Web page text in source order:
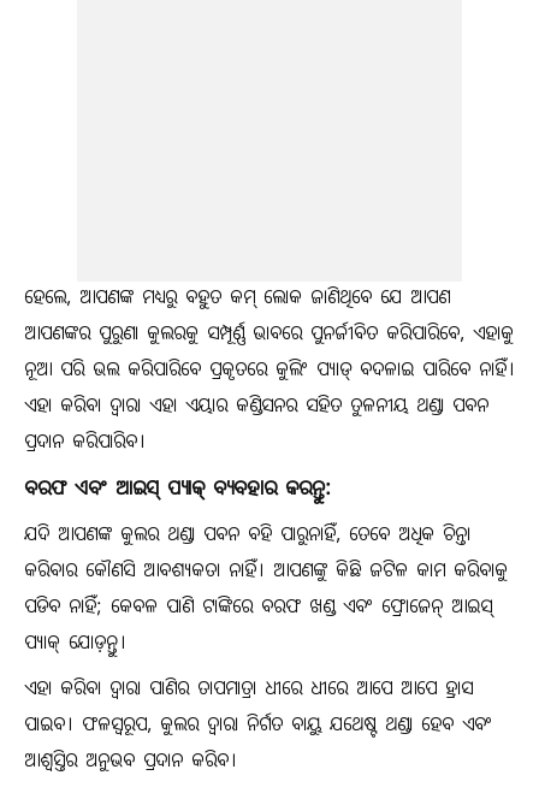
ହେଲେ, ଆପଣଙ୍କ ମଧ୍ୟରୁ ବହୁତ କମ୍ ଲୋକ ଜାଣିଥିବେ ଯେ ଆପଣ
ଆପଣଙ୍କର ପୁରୁଣା କୁଲରକୁ ସମ୍ପୂର୍ଣ୍ଣ ଭାବରେ ପୁନର୍ଜୀବିତ କରିପାରିବେ, ଏହାକୁ
ନୂଆ ପରି ଭଲ କରିପାରିବେ ପ୍ରକୃତରେ କୁଲିଂ ପ୍ୟାଡ୍ ବଦଳାଇ ପାରିବେ ନାହିଁ।
ଏହା କରିବା ଦ୍ୱାରା ଏହା ଏୟାର କଣ୍ଡିସନର ସହିତ ତୁଳନୀୟ ଥଣ୍ଡା ପବନ
ପ୍ରଦାନ କରିପାରିବ।
ବରଫ ଏବଂ ଆଇସ୍ ପ୍ୟାକ୍ ବ୍ୟବହାର କରନ୍ତୁ:
ଯଦି ଆପଣଙ୍କ କୁଲର ଥଣ୍ଡା ପବନ ବହି ପାରୁନାହିଁ, ତେବେ ଅଧିକ ଚିନ୍ତା
କରିବାର କୌଣସି ଆବଶ୍ୟକତା ନାହିଁ। ଆପଣଙ୍କୁ କିଛି ଜଟିଳ କାମ କରିବାକୁ
ପଡିବ ନାହିଁ; କେବଳ ପାଣି ଟାଙ୍କିରେ ବରଫ ଖଣ୍ଡ ଏବଂ ଫ୍ରୋଜେନ୍ ଆଇସ୍
ପ୍ୟାକ୍ ଯୋଡ଼ନ୍ତୁ।
ଏହା କରିବା ଦ୍ୱାରା ପାଣିର ତାପମାତ୍ରା ଧୀରେ ଧୀରେ ଆପେ ଆପେ ହ୍ରାସ
ପାଇବ। ଫଳସ୍ୱରୂପ, କୁଲର ଦ୍ୱାରା ନିର୍ଗତ ବାୟୁ ଯଥେଷ୍ଟ ଥଣ୍ଡା ହେବ ଏବଂ
ଆଶ୍ୱସ୍ତିର ଅନୁଭବ ପ୍ରଦାନ କରିବ।